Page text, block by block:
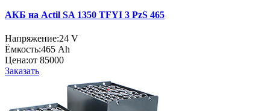
АКБ на Actil SA 1350 TFYI 3 PzS 465
Напряжение:24 V
Ёмкость:465 Ah
Цена:от 85000
Заказать